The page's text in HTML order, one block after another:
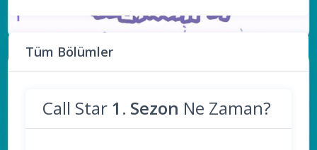
Tüm Bölümler
Call Star 1. Sezon Ne Zaman?